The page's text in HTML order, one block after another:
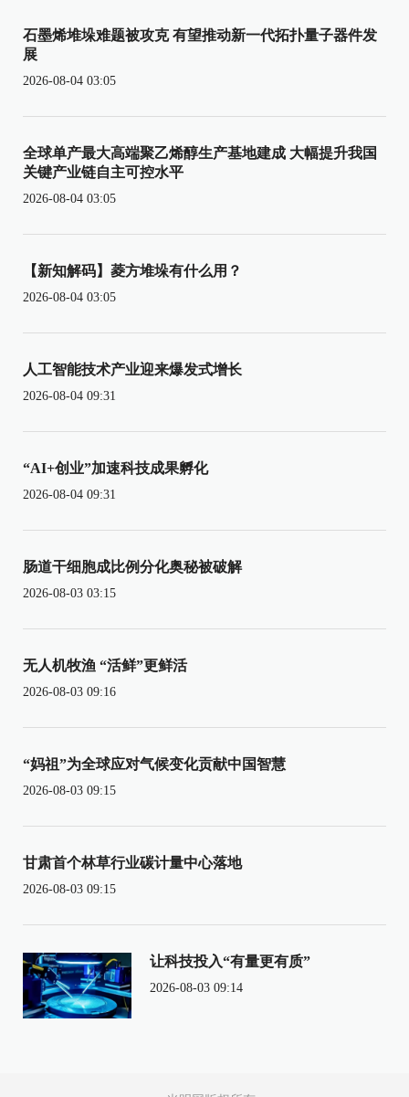
石墨烯堆垛难题被攻克 有望推动新一代拓扑量子器件发
展
2026-08-04 03:05
全球单产最大高端聚乙烯醇生产基地建成 大幅提升我国
关键产业链自主可控水平
2026-08-04 03:05
【新知解码】菱方堆垛有什么用？
2026-08-04 03:05
人工智能技术产业迎来爆发式增长
2026-08-04 09:31
“AI+创业”加速科技成果孵化
2026-08-04 09:31
肠道干细胞成比例分化奥秘被破解
2026-08-03 03:15
无人机牧渔 “活鲜”更鲜活
2026-08-03 09:16
“妈祖”为全球应对气候变化贡献中国智慧
2026-08-03 09:15
甘肃首个林草行业碳计量中心落地
2026-08-03 09:15
让科技投入“有量更有质”
2026-08-03 09:14